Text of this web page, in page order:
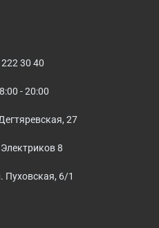
222 30 40
- 20:00
27
8
6/1